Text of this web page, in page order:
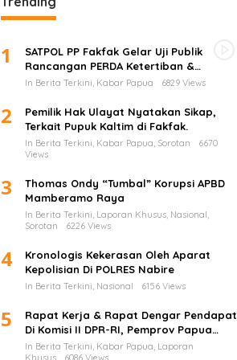
1
SATPOL PP Fakfak Gelar Uji Publik
Rancangan PERDA Ketertiban &
Ketentraman serta Perlindungan
In Berita Terkini, Kabar Papua 6829 Views
2
Pemilik Hak Ulayat Nyatakan Sikap,
Terkait Pupuk Kaltim di Fakfak.
In Berita Terkini, Kabar Papua, Sorotan
6670
Views
3
Thomas Ondy “Tumbal” Korupsi APBD
Mamberamo Raya
In Berita Terkini, Laporan Khusus, Nasional,
Sorotan
6226 Views
4
Kronologis Kekerasan Oleh Aparat
Kepolisian Di POLRES Nabire
In Berita Terkini, Nasional 6156 Views
5
Rapat Kerja & Rapat Dengar Pendapat
Di Komisi II DPR-RI, Pemprov Papua
Barat Tunjukkan Keberpihakan
In Berita Terkini, Kabar Papua, Laporan